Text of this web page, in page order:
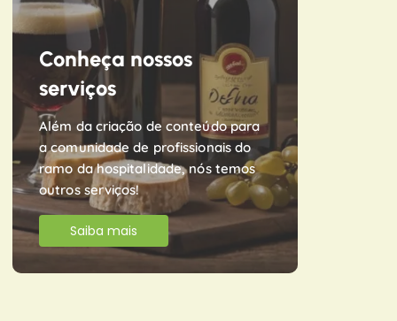
Conheça nossos
serviços
Além da criação de conteúdo para
a comunidade de profissionais do
ramo da hospitalidade, nós temos
outros serviços!
Saiba mais